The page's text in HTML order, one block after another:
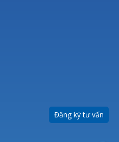
Đăng ký tư vấn